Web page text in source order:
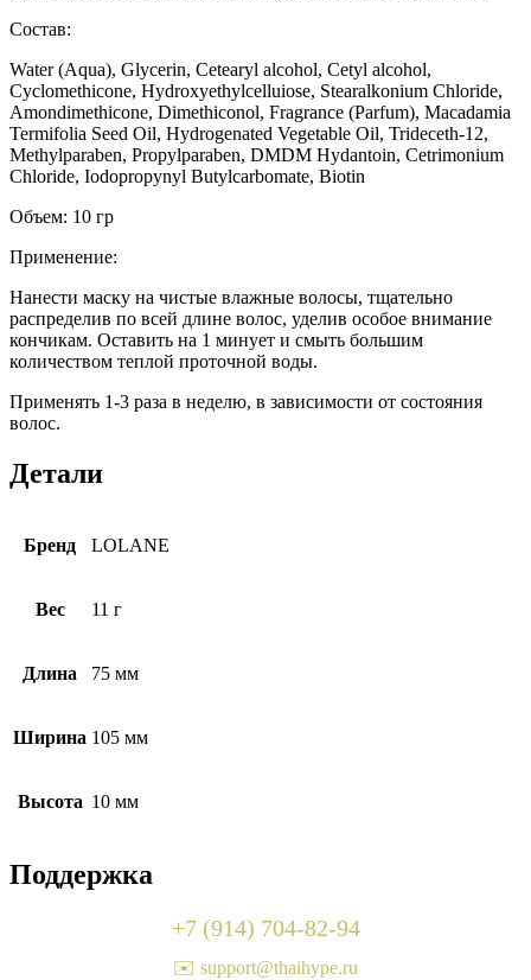
Состав:
Water (Aqua), Glycerin, Cetearyl alcohol, Cetyl alcohol,
Cyclomethicone, Hydroxyethylcelluiose, Stearalkonium Chloride,
Amondimethicone, Dimethiconol, Fragrance (Parfum), Macadamia
Termifolia Seed Oil, Hydrogenated Vegetable Oil, Trideceth-12,
Methylparaben, Propylparaben, DMDM Hydantoin, Cetrimonium
Chloride, Iodopropynyl Butylcarbomate, Biotin
Объем: 10 гр
Применение:
Нанести маску на чистые влажные волосы, тщательно
распределив по всей длине волос, уделив особое внимание
кончикам. Оставить на 1 минуeт и смыть большим
количеством теплой проточной воды.
Применять 1-3 раза в неделю, в зависимости от состояния
волос.
Детали
Бренд LOLANE
Вес 11 г
Длина 75 мм
Ширина 105 мм
Высота 10 мм
Поддержка
+7 (914) 704-82-94
✉️ support@thaihype.ru